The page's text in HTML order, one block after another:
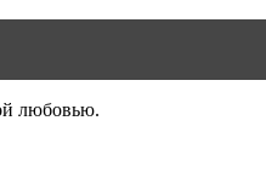
любовью.